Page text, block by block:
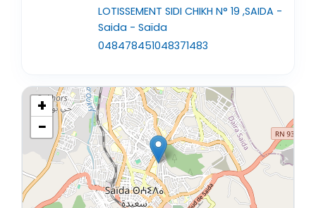
LOTISSEMENT SIDI CHIKH N° 19 ,SAIDA -
Saida - Saïda
048478451048371483
+
−